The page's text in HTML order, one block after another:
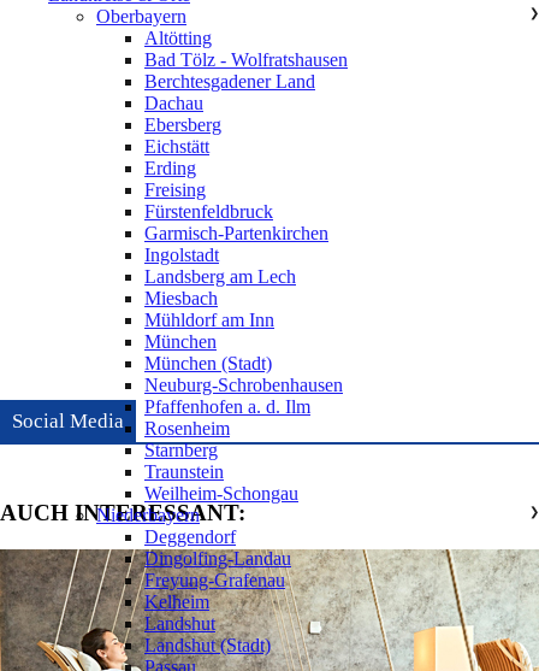
Social Media
AUCH INTERESSANT:
Oberbayern
❯
Altötting
Bad Tölz - Wolfratshausen
Berchtesgadener Land
Dachau
Ebersberg
Eichstätt
Erding
Freising
Fürstenfeldbruck
Garmisch-Partenkirchen
Ingolstadt
Landsberg am Lech
Miesbach
Mühldorf am Inn
München
München (Stadt)
Neuburg-Schrobenhausen
Pfaffenhofen a. d. Ilm
Rosenheim
Starnberg
Traunstein
Weilheim-Schongau
Niederbayern
❯
Deggendorf
Dingolfing-Landau
Freyung-Grafenau
Kelheim
Landshut
Landshut (Stadt)
Passau